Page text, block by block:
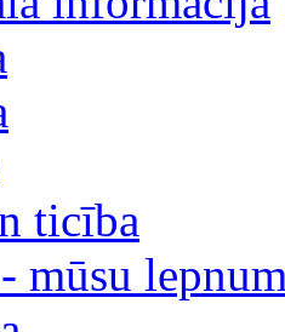
ticība
mūsu